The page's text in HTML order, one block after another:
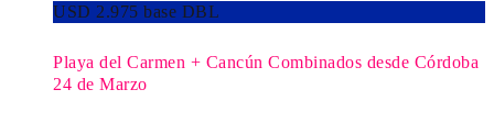
USD 2.975 base DBL
Playa del Carmen + Cancún Combinados desde Córdoba
24 de Marzo